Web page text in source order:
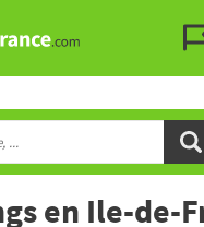
en Ile-de-